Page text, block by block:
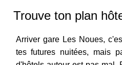
Trouve ton plan
Arriver gare Les Noues,
tes futures nuitées, mais